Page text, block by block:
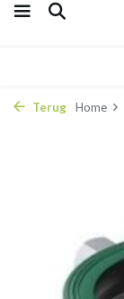
Terug Home